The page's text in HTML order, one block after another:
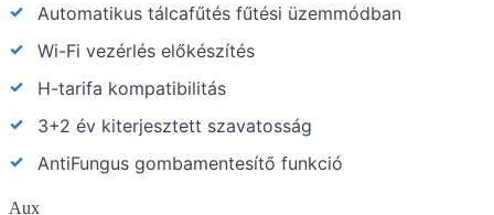
Automatikus tálcafűtés fűtési üzemmódban
Wi-Fi vezérlés előkészítés
H-tarifa kompatibilitás
3+2 év kiterjesztett szavatosság
AntiFungus gombamentesítő funkció
Aux